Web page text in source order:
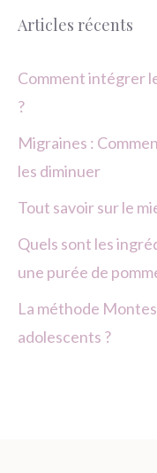
Articles récents
Comment intégrer
?
Migraines :
les diminuer
Tout savoir sur le
Quels sont les
une purée de
La méthode
adolescents ?